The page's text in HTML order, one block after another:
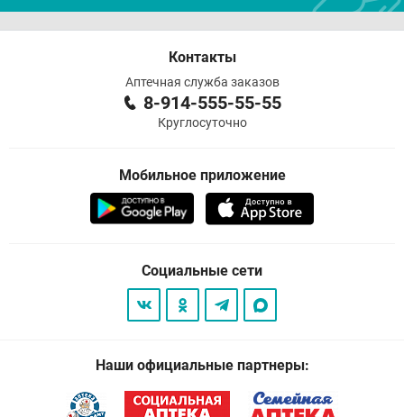
Контакты
Аптечная служба заказов
8-914-555-55-55
Круглосуточно
Мобильное приложение
Социальные сети
Наши официальные партнеры: